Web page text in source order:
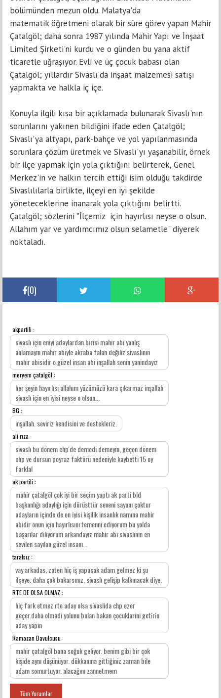
bölümünden mezun oldu. Malatya'da
matematik öğretmeni olarak bir süre görev yapan Mahir
Çatalgöl; daha sonra 1987 yılında Mahir Yapı ve İnşaat
Limited Şirketi'ni kurdu ve o günden bu yana aktif
ticaretle uğraşıyor. Evli ve üç çocuk babası olan
Çatalgöl; yıllardır Sivaslı'da inşaat malzemesi satışı
yapmakta ve halkla iç içe.
Konuyla ilgili kısa bir açıklamada bulunarak Sivaslı'nın
sorunlarını yakınen bildiğini ifade eden Çatalgöl;
Sivaslı'ya altyapı, park-bahçe ve yol yapılanmasında
sorunlara çözüm üretmek ve Sivaslı'yı yaşanabilir, örnek
bir ilçe yapmak için yola çıktığını belirterek, Genel
Merkez'in ve halkın tercih ettiği isim olduğu takdirde
Sivaslılılarla birlikte, ilçeyi en iyi şekilde
yöneteceklerine inanarak yola çıktığını belirtti.
Çatalgöl; sözlerini "İlçemiz için hayırlısı neyse o olsun.
Allahım yar ve yardımcımız olsun selametle" diyerek
noktaladı.
(0)
YORUMLAR
akpartili :
sivaslı için eniyi adaylardan birisi mahir abi yanlış
anlamayın mahir abiyle akraba falan değiliz sivaslının
mahir abisidir o güzel insan abi inşallah senin yanindayiz
meryem çatalgöl :
her şeyin hayırlısı allahım yüzümüzü kara çıkarmaz inşallah
sivaslı için en iyisi neyse o olsun...
BG :
inşallah. seviriz kendisini ve destekleriz.
ali rıza :
sivaslı bu dönem chp'de demedi demeyin, geçen dönem
chp ve dursun poyraz faktörü nedeniyle kaybetti 15 oy
farkla!
ak partili :
mahir çatalgöl çok iyi bir seçim yaptı ak parti bld
başkanlığı adaylığı için dürüsttür seveni sayanı çoktur
adayların içinde de en iyisi kişilik insanlık namına mahir
abidir onun için hayırlısını temenni ediyorum bu yolda
başarılar diliyorum arkandayız mahir abi sivaslının en
sevilen sayılan güzel insanı...
tarafsız :
vay arkadas, zaten hiç iş yapacak adam gelmez ki şu
ilçeye. daha çok bakarsınız, sivaslı gelişip kalkınacak diye.
RTE DE OLSA OLMAZ :
hiç fark etmez rte aday olsa si̇vaslida chp ezer
geçer.daha olmadi yolunu bulan bakan çocuklarini geti̇ri̇n
aday yapin
Ramazan Davulcusu :
mahir çatalgöl bana soğuk geliyor. benim gibi bir çok
kişide aynı düşünüyor. dükkanına gittiğiniz zaman bile
adam somurtuyor. alacağını zannetmem
Tüm Yorumlar